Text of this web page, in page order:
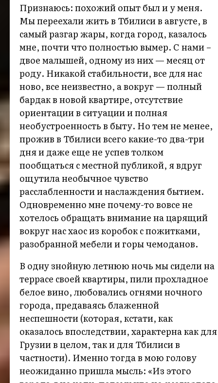
Признаюсь: похожий опыт был и у меня.
Мы переехали жить в Тбилиси в августе, в
самый разгар жары, когда город, казалось
мне, почти что полностью вымер. С нами –
двое малышей, одному из них — месяц от
роду. Никакой стабильности, все для нас
ново, все неизвестно, а вокруг — полный
бардак в новой квартире, отсутствие
ориентации в ситуации и полная
необустроенность в быту. Но тем не менее,
прожив в Тбилиси всего какие-то два-три
дня и даже еще не успев толком
пообщаться с местной публикой, я вдруг
ощутила необычное чувство
расслабленности и наслаждения бытием.
Одновременно мне почему-то вовсе не
хотелось обращать внимание на царящий
вокруг нас хаос из коробок с пожитками,
разобранной мебели и горы чемоданов.
В одну знойную летнюю ночь мы сидели на
террасе своей квартиры, пили прохладное
белое вино, любовались огнями ночного
города, предаваясь блаженной
неспешности (которая, кстати, как
оказалось впоследствии, характерна как для
Грузии в целом, так и для Тбилиси в
частности). Именно тогда в мою голову
неожиданно пришла мысль: «Из этого